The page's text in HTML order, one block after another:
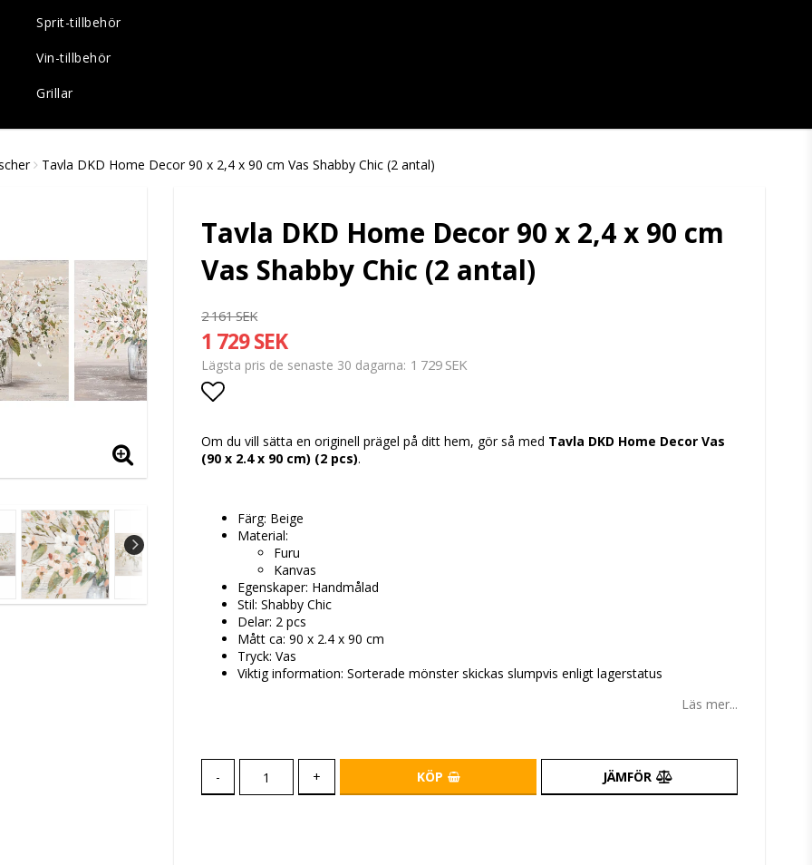
Sprit-tillbehör
Vin-tillbehör
Grillar
Tavla DKD Home Decor 90 x 2,4 x 90 cm Vas Shabby Chic (2 antal)
Tavla DKD Home Decor 90 x 2,4 x 90 cm
Vas Shabby Chic (2 antal)
2 161 SEK
1 729 SEK
Lägsta pris de senaste 30 dagarna 1 729 SEK
Lägg till i favoritlistan
Om du vill sätta en originell prägel på ditt hem, gör så med Tavla DKD Home Decor Vas
(90 x 2.4 x 90 cm) (2 pcs).
Färg: Beige
Material:
Furu
Kanvas
Egenskaper: Handmålad
Stil: Shabby Chic
Delar: 2 pcs
Mått ca: 90 x 2.4 x 90 cm
Tryck: Vas
Viktig information: Sorterade mönster skickas slumpvis enligt lagerstatus
Läs mer...
- + KÖP JÄMFÖR